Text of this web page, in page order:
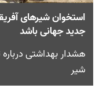
استخوان شیرهای
جدید جهانی باشد
هشدار بهداشتی
شیر